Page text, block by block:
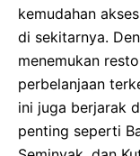
kemudahan
di sekitarnya.
menemukan
perbelanjaan
ini juga berjarak
penting seperti